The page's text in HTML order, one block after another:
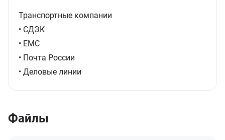
Транспортные компании
• СДЭК
• ЕМС
• Почта России
• Деловые линии
Файлы